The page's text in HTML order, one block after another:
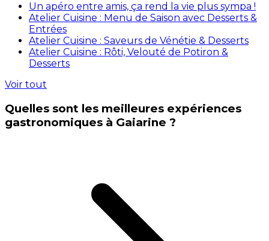
Un apéro entre amis, ça rend la vie plus sympa !
Atelier Cuisine : Menu de Saison avec Desserts &
Entrées
Atelier Cuisine : Saveurs de Vénétie & Desserts
Atelier Cuisine : Rôti, Velouté de Potiron &
Desserts
Voir tout
Quelles sont les meilleures expériences
gastronomiques à Gaiarine ?